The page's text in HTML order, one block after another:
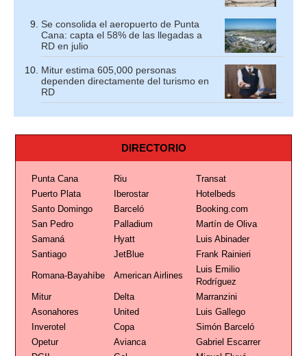
Se consolida el aeropuerto de Punta
Cana: capta el 58% de las llegadas a
RD en julio
Mitur estima 605,000 personas
dependen directamente del turismo en
RD
DIRECTORIO
Punta Cana Riu
Transat
Puerto Plata
Iberostar
Hotelbeds
Santo Domingo
Barceló
Booking.com
San Pedro
Palladium
Martín de Oliva
Samaná
Hyatt
Luis Abinader
Santiago
JetBlue Frank Rainieri
Romana-Bayahíbe American Airlines
Luis Emilio
Rodríguez
Mitur
Delta
Marranzini
Asonahores
United
Luis Gallego
Inverotel
Copa
Simón Barceló
Opetur
Avianca
Gabriel Escarrer